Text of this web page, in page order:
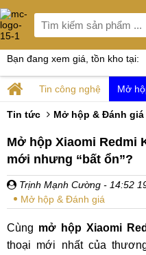
Bạn đang xem giá, tồn kho tại:
Tin công nghệ Mở
Tin tức Mở hộp & Đánh giá
Mở hộp Xiaomi Redmi
mới nhưng “bất ổn”?
Trịnh Mạnh Cường - 14:52
Mở hộp & Đánh giá
Cùng mở hộp Xiaomi
thoại mới nhất của